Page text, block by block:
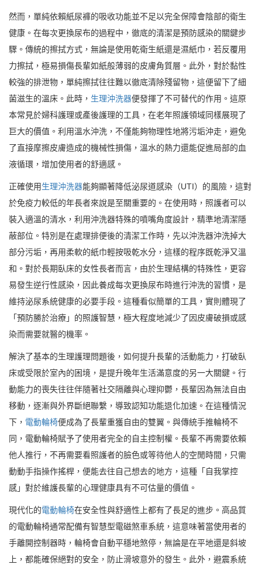
然而，單純依賴紙尿褲的吸收功能並不足以完全保障會陰部的衛生
健康。在每次更換尿布的過程中，徹底的清潔是預防感染的關鍵步
驟。傳統的擦拭方式，無論是使用乾衛生紙還是濕紙巾，若反覆用
力擦拭，極易損傷長輩如紙般薄弱的皮膚角質層。此外，對於黏性
較強的排泄物，單純擦拭往往難以徹底清除殘留物，這便留下了細
菌滋生的溫床。此時， 生理沖洗器便發揮了不可替代的作用。這原
本常見於婦科護理或產後護理的工具，在老年照護領域同樣展現了
巨大的價值。利用溫水沖洗，不僅能夠物理性地將污垢沖走，避免
了直接摩擦皮膚造成的機械性損傷，溫水的熱力還能促進局部的血
液循環，增加使用者的舒適感。
正確使用生理沖洗器能夠顯著降低泌尿道感染（UTI）的風險，這對
於免疫力較低的年長者來說是至關重要的。在使用時，照護者可以
裝入適溫的清水，利用沖洗器特殊的噴嘴角度設計，精準地清潔隱
蔽部位。特別是在處理排便後的清潔工作時，先以沖洗器沖洗掉大
部分污垢，再用柔軟的紙巾輕按吸乾水分，這樣的程序既乾淨又溫
和。對於長期臥床的女性長者而言，由於生理結構的特殊性，更容
易發生逆行性感染，因此養成每次更換尿布時進行沖洗的習慣，是
維持泌尿系統健康的必要手段。這種看似簡單的工具，實則體現了
「預防勝於治療」的照護智慧，極大程度地減少了因皮膚破損或感
染而需要就醫的機率。
解決了基本的生理護理問題後，如何提升長輩的活動能力，打破臥
床或受限於室內的困境，是提升晚年生活滿意度的另一大關鍵。行
動能力的喪失往往伴隨著社交隔離與心理抑鬱，長輩因為無法自由
移動，逐漸與外界斷絕聯繫，導致認知功能退化加速。在這種情況
下， 電動輪椅便成為了長輩重獲自由的雙翼。與傳統手推輪椅不
同，電動輪椅賦予了使用者完全的自主控制權。長輩不再需要依賴
他人推行，不再需要看照護者的臉色或等待他人的空閒時間，只需
動動手指操作搖桿，便能去往自己想去的地方，這種「自我掌控
感」對於維護長輩的心理健康具有不可估量的價值。
現代化的電動輪椅在安全性與舒適性上都有了長足的進步。高品質
的電動輪椅通常配備有智慧型電磁煞車系統，這意味著當使用者的
手離開控制器時，輪椅會自動平穩地煞停，無論是在平地還是斜坡
上，都能確保絕對的安全，防止滑坡意外的發生。此外，避震系統